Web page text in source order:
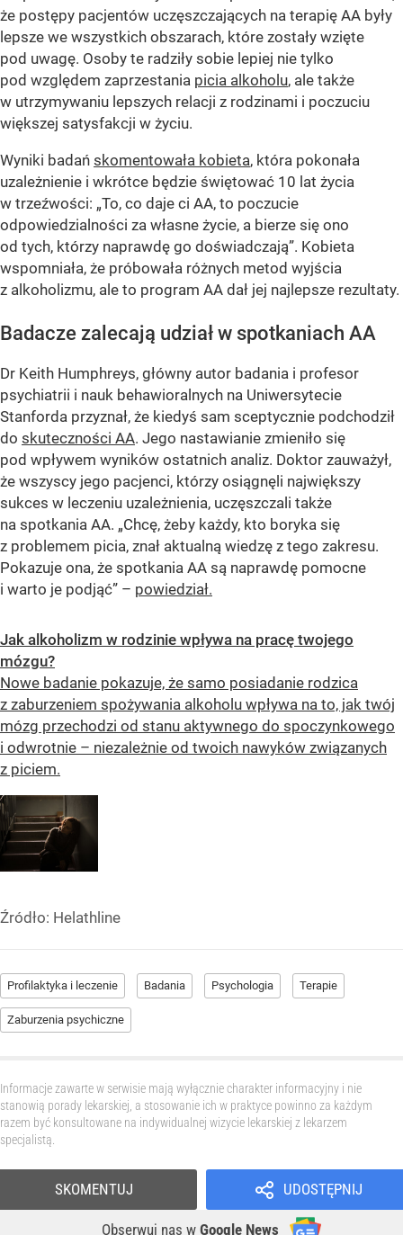
że postępy pacjentów uczęszczających na terapię AA były
lepsze we wszystkich obszarach, które zostały wzięte
pod uwagę. Osoby te radziły sobie lepiej nie tylko
pod względem zaprzestania picia alkoholu, ale także
w utrzymywaniu lepszych relacji z rodzinami i poczuciu
większej satysfakcji w życiu.
Wyniki badań skomentowała kobieta, która pokonała
uzależnienie i wkrótce będzie świętować 10 lat życia
w trzeźwości: „To, co daje ci AA, to poczucie
odpowiedzialności za własne życie, a bierze się ono
od tych, którzy naprawdę go doświadczają”. Kobieta
wspomniała, że próbowała różnych metod wyjścia
z alkoholizmu, ale to program AA dał jej najlepsze rezultaty.
Badacze zalecają udział w spotkaniach AA
Dr Keith Humphreys, główny autor badania i profesor
psychiatrii i nauk behawioralnych na Uniwersytecie
Stanforda przyznał, że kiedyś sam sceptycznie podchodził
do skuteczności AA. Jego nastawianie zmieniło się
pod wpływem wyników ostatnich analiz. Doktor zauważył,
że wszyscy jego pacjenci, którzy osiągnęli największy
sukces w leczeniu uzależnienia, uczęszczali także
na spotkania AA. „Chcę, żeby każdy, kto boryka się
z problemem picia, znał aktualną wiedzę z tego zakresu.
Pokazuje ona, że spotkania AA są naprawdę pomocne
i warto je podjąć” – powiedział.
Jak alkoholizm w rodzinie wpływa na pracę twojego
mózgu?
Nowe badanie pokazuje, że samo posiadanie rodzica
z zaburzeniem spożywania alkoholu wpływa na to, jak twój
mózg przechodzi od stanu aktywnego do spoczynkowego
i odwrotnie – niezależnie od twoich nawyków związanych
z piciem.
Źródło: Helathline
Profilaktyka i leczenie Badania Psychologia Terapie
Zaburzenia psychiczne
Informacje zawarte w serwisie mają wyłącznie charakter informacyjny i nie
stanowią porady lekarskiej, a stosowanie ich w praktyce powinno za każdym
razem być konsultowane na indywidualnej wizycie lekarskiej z lekarzem
specjalistą.
UDOSTĘPNIJ
Obserwuj nas w Google News
SKOMENTUJ